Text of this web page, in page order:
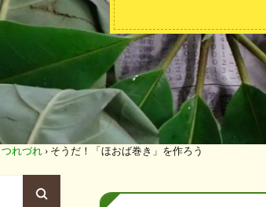
つれづれ › そうだ！「ほおば巻き」を作ろう